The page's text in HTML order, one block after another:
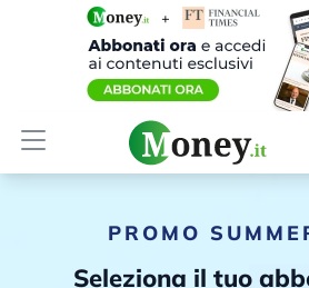
PROMO
Seleziona il tuo